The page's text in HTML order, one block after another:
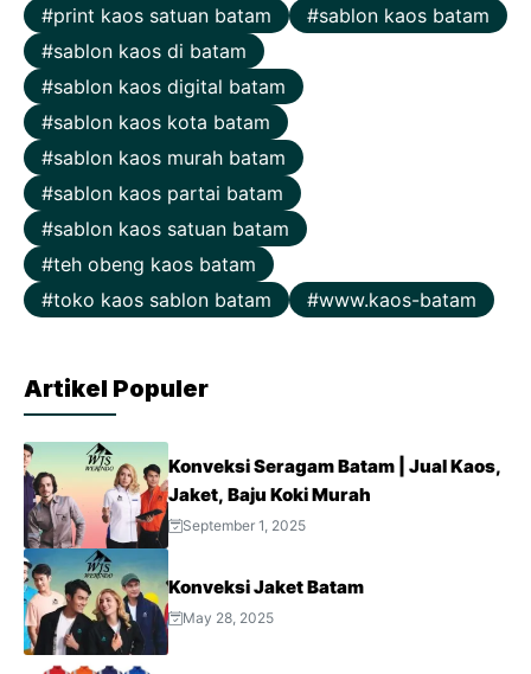
print kaos satuan batam
sablon kaos batam
sablon kaos di batam
sablon kaos digital batam
sablon kaos kota batam
sablon kaos murah batam
sablon kaos partai batam
sablon kaos satuan batam
teh obeng kaos batam
toko kaos sablon batam
www.kaos-batam
Artikel Populer
Konveksi Seragam Batam | Jual Kaos,
Jaket, Baju Koki Murah
September 1, 2025
Konveksi Jaket Batam
May 28, 2025